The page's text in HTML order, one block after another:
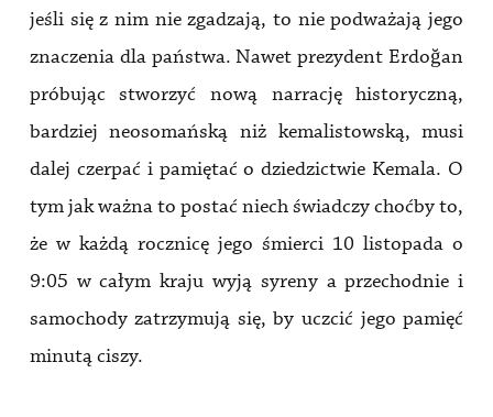
jeśli się z nim nie zgadzają, to nie podważają jego
znaczenia dla państwa. Nawet prezydent Erdoğan
próbując stworzyć nową narrację historyczną,
bardziej neosomańską niż kemalistowską, musi
dalej czerpać i pamiętać o dziedzictwie Kemala. O
tym jak ważna to postać niech świadczy choćby to,
że w każdą rocznicę jego śmierci 10 listopada o
9:05 w całym kraju wyją syreny a przechodnie i
samochody zatrzymują się, by uczcić jego pamięć
minutą ciszy.